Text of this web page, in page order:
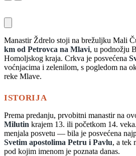
Manastir Ždrelo stoji na brežuljku Mali
km od Petrovca na Mlavi, u podnožju
Homoljskog kraja. Crkva je posvećena
voćnjacima i zelenilom, s pogledom na
reke Mlave.
ISTORIJA
Prema predanju, prvobitni manastir na
Milutin krajem 13. ili početkom 14.
menjala posvetu — bila je posvećena
Svetim apostolima Petru i Pavlu, a tek
pod kojim imenom je poznata danas.